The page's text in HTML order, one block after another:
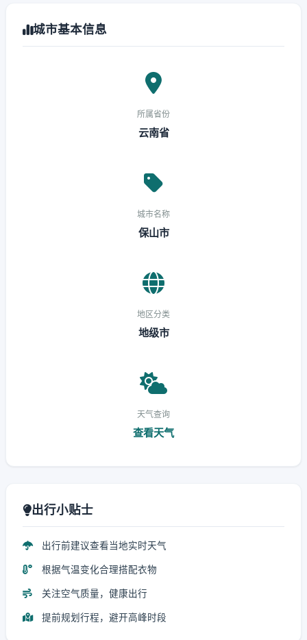
城市基本信息
所属省份
云南省
城市名称
保山市
地区分类
地级市
天气查询
查看天气
出行小贴士
出行前建议查看当地实时天气
根据气温变化合理搭配衣物
关注空气质量，健康出行
提前规划行程，避开高峰时段